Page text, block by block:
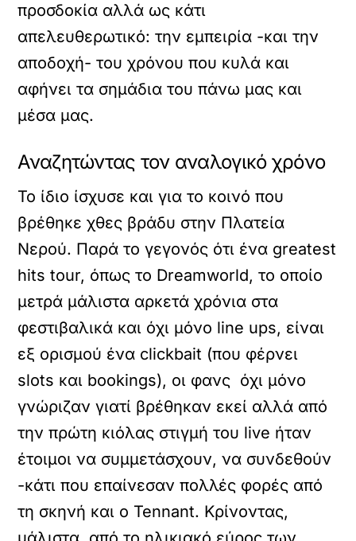
προσδοκία αλλά ως κάτι
απελευθερωτικό: την εμπειρία -και την
αποδοχή- του χρόνου που κυλά και
αφήνει τα σημάδια του πάνω μας και
μέσα μας.
Αναζητώντας τον αναλογικό χρόνο
Το ίδιο ίσχυσε και για το κοινό που
βρέθηκε χθες βράδυ στην Πλατεία
Νερού. Παρά το γεγονός ότι ένα greatest
hits tour, όπως το Dreamworld, το οποίο
μετρά μάλιστα αρκετά χρόνια στα
φεστιβαλικά και όχι μόνο line ups, είναι
εξ ορισμού ένα clickbait (που φέρνει
slots και bookings), οι φανς όχι μόνο
γνώριζαν γιατί βρέθηκαν εκεί αλλά από
την πρώτη κιόλας στιγμή του live ήταν
έτοιμοι να συμμετάσχουν, να συνδεθούν
-κάτι που επαίνεσαν πολλές φορές από
τη σκηνή και ο Tennant. Κρίνοντας,